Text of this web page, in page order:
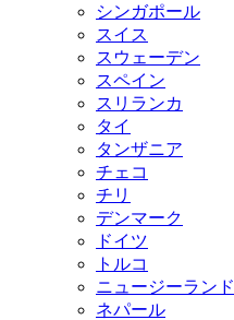
シンガポール
スイス
スウェーデン
スペイン
スリランカ
タイ
タンザニア
チェコ
チリ
デンマーク
ドイツ
トルコ
ニュージーランド
ネパール